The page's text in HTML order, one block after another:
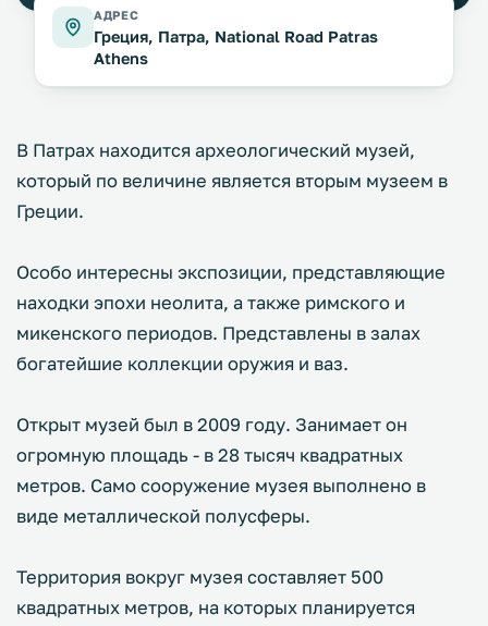
АДРЕС
Греция, Патра, National Road Patras
Athens
В Патрах находится археологический музей,
который по величине является вторым музеем в
Греции.
Особо интересны экспозиции, представляющие
находки эпохи неолита, а также римского и
микенского периодов. Представлены в залах
богатейшие коллекции оружия и ваз.
Открыт музей был в 2009 году. Занимает он
огромную площадь - в 28 тысяч квадратных
метров. Само сооружение музея выполнено в
виде металлической полусферы.
Территория вокруг музея составляет 500
квадратных метров, на которых планируется